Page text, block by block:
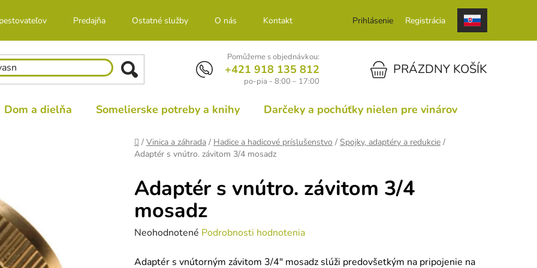
Predajňa Ostatné služby O nás Kontakt Prihlásenie Registrácia
Pomůžeme s objednávkou:
+421 918 135 812
po-pia - 8:00 – 17:00
NÁKUPNÝ KOŠÍKPRÁZDNY KOŠÍK
Dom a dielňa Somelierske potreby a knihy Darčeky a pochúťky nielen pre vinárov
Domov
/ Vinica a záhrada / Hadice a hadicové príslušenstvo / Spojky, adaptéry a redukcie /
Adaptér s vnútro. závitom 3/4 mosadz
Adaptér s vnútro. závitom 3/4
mosadz
Priemerné
produktu
Neohodnotené Podrobnosti hodnotenia
Adaptér s vnútorným závitom 3/4" mosadz slúži predovšetkým na pripojenie na